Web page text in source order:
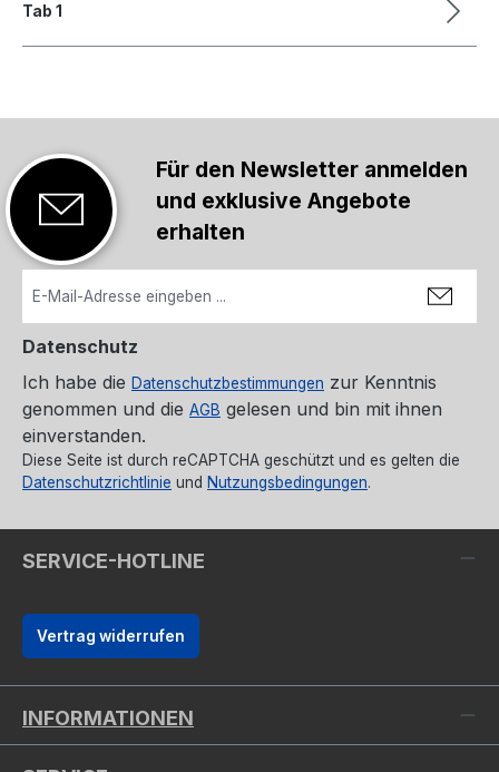
Tab 1
Für den Newsletter anmelden
und exklusive Angebote
erhalten
Datenschutz
Ich habe die Datenschutzbestimmungen zur Kenntnis
genommen und die AGB gelesen und bin mit ihnen
einverstanden.
Diese Seite ist durch reCAPTCHA geschützt und es gelten die
Datenschutzrichtlinie und Nutzungsbedingungen.
SERVICE-HOTLINE
Vertrag widerrufen
INFORMATIONEN